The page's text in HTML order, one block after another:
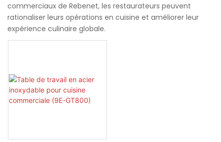
commerciaux de Rebenet, les restaurateurs peuvent
rationaliser leurs opérations en cuisine et améliorer leur
expérience culinaire globale.